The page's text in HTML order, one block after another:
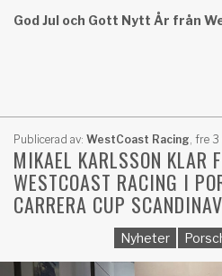
God Jul och Gott Nytt År från
Publicerad av: WestCoast Racing, fre 3
MIKAEL KARLSSON KLAR
WESTCOAST RACING I
CARRERA CUP
Nyheter